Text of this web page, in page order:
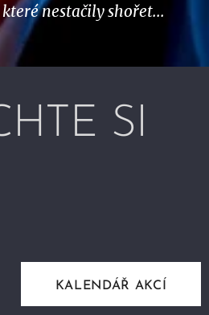
nestačily shořet...
SI
KALENDÁŘ AKCÍ